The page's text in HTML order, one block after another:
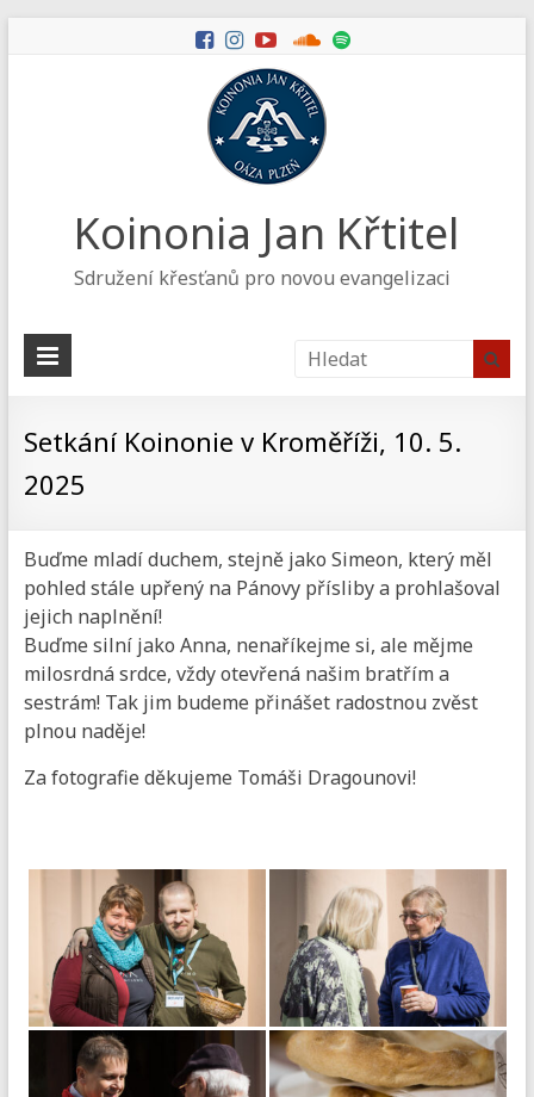
Koinonia Jan Křtitel
Sdružení křesťanů pro novou evangelizaci
Setkání Koinonie v Kroměříži, 10. 5.
2025
Buďme mladí duchem, stejně jako Simeon, který měl
pohled stále upřený na Pánovy přísliby a prohlašoval
jejich naplnění!
Buďme silní jako Anna, nenaříkejme si, ale mějme
milosrdná srdce, vždy otevřená našim bratřím a
sestrám! Tak jim budeme přinášet radostnou zvěst
plnou naděje!
Za fotografie děkujeme Tomáši Dragounovi!